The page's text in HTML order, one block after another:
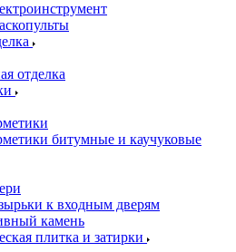
отделка
битумные и каучуковые
к входным дверям
камень
плитка и затирки